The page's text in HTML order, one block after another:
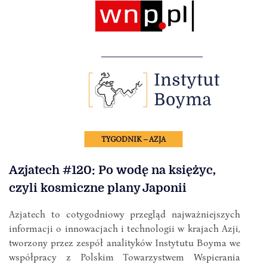
TYGODNIK – AZJA
Azjatech #120: Po wodę na księżyc,
czyli kosmiczne plany Japonii
Azjatech to cotygodniowy przegląd najważniejszych
informacji o innowacjach i technologii w krajach Azji,
tworzony przez zespół analityków Instytutu Boyma we
współpracy z Polskim Towarzystwem Wspierania